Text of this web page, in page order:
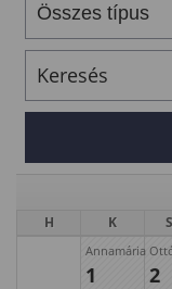
H K
Annamária
1 2